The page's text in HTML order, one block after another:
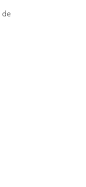
de